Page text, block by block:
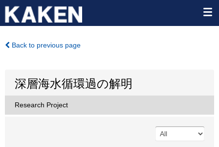
Back to previous page
深層海水循環過の解明
Research Project